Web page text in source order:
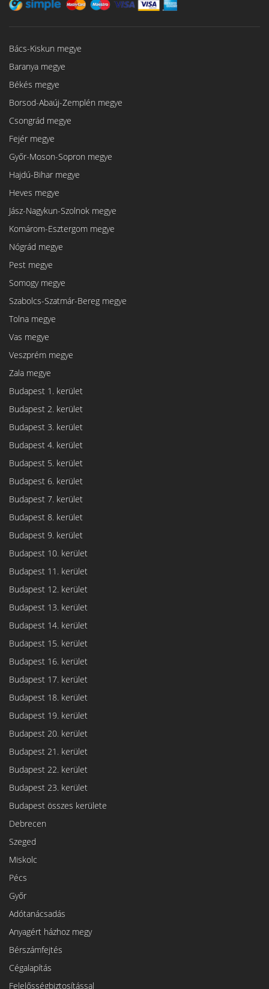
Bács-Kiskun megye
Baranya megye
Békés megye
Borsod-Abaúj-Zemplén megye
Csongrád megye
Fejér megye
Győr-Moson-Sopron megye
Hajdú-Bihar megye
Heves megye
Jász-Nagykun-Szolnok megye
Komárom-Esztergom megye
Nógrád megye
Pest megye
Somogy megye
Szabolcs-Szatmár-Bereg megye
Tolna megye
Vas megye
Veszprém megye
Zala megye
Budapest 1. kerület
Budapest 2. kerület
Budapest 3. kerület
Budapest 4. kerület
Budapest 5. kerület
Budapest 6. kerület
Budapest 7. kerület
Budapest 8. kerület
Budapest 9. kerület
Budapest 10. kerület
Budapest 11. kerület
Budapest 12. kerület
Budapest 13. kerület
Budapest 14. kerület
Budapest 15. kerület
Budapest 16. kerület
Budapest 17. kerület
Budapest 18. kerület
Budapest 19. kerület
Budapest 20. kerület
Budapest 21. kerület
Budapest 22. kerület
Budapest 23. kerület
Budapest összes kerülete
Debrecen
Szeged
Miskolc
Pécs
Győr
Adótanácsadás
Anyagért házhoz megy
Bérszámfejtés
Cégalapítás
Felelősségbiztosítással